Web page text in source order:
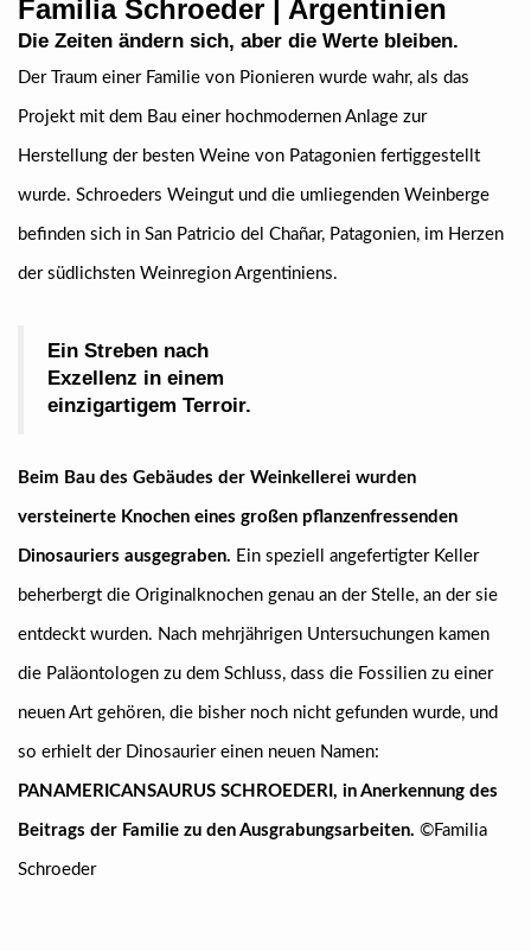
Familia Schroeder | Argentinien
Die Zeiten ändern sich, aber die Werte bleiben.
Der Traum einer Familie von Pionieren wurde wahr, als das
Projekt mit dem Bau einer hochmodernen Anlage zur
Herstellung der besten Weine von Patagonien fertiggestellt
wurde. Schroeders Weingut und die umliegenden Weinberge
befinden sich in San Patricio del Chañar, Patagonien, im Herzen
der südlichsten Weinregion Argentiniens.
Ein Streben nach
Exzellenz in einem
einzigartigem Terroir.
Beim Bau des Gebäudes der Weinkellerei wurden
versteinerte Knochen eines großen pflanzenfressenden
Dinosauriers ausgegraben. Ein speziell angefertigter Keller
beherbergt die Originalknochen genau an der Stelle, an der sie
entdeckt wurden. Nach mehrjährigen Untersuchungen kamen
die Paläontologen zu dem Schluss, dass die Fossilien zu einer
neuen Art gehören, die bisher noch nicht gefunden wurde, und
so erhielt der Dinosaurier einen neuen Namen:
PANAMERICANSAURUS SCHROEDERI, in Anerkennung des
Beitrags der Familie zu den Ausgrabungsarbeiten. ©Familia
Schroeder